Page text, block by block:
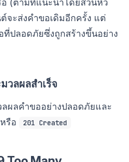
(ตามที่แนะนำโดยส่วนหัว
ต์จะส่งคำขอเดิมอีกครั้ง แต่
ที่ปลอดภัยซึ่งถูกสร้างขึ้นอย่าง
วลผลสำเร็จ
ลผลคำขออย่างปลอดภัยและ
หรือ 201 Created